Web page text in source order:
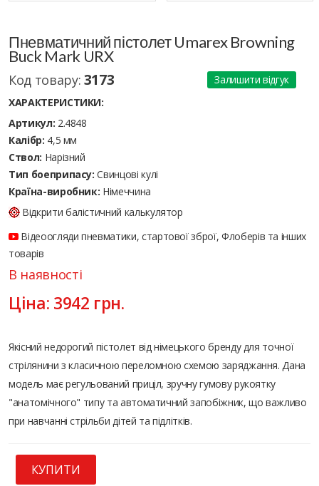
Пневматичний пістолет Umarex Browning
Buck Mark URX
Код товару: 3173
Залишити відгук
ХАРАКТЕРИСТИКИ:
Артикул: 2.4848
Калібр: 4,5 мм
Ствол: Нарізний
Тип боеприпасу: Cвинцові кулі
Країна-виробник: Німеччина
Відкрити балістичний калькулятор
Відеоогляди пневматики, стартової зброї, Флоберів та інших
товарів
В наявності
Ціна: 3942 грн.
Якісний недорогий пістолет від німецького бренду для точної
стрілянини з класичною переломною схемою заряджання. Дана
модель має регульований приціл, зручну гумову рукоятку
"анатомічного" типу та автоматичний запобіжник, що важливо
при навчанні стрільби дітей та підлітків.
КУПИТИ